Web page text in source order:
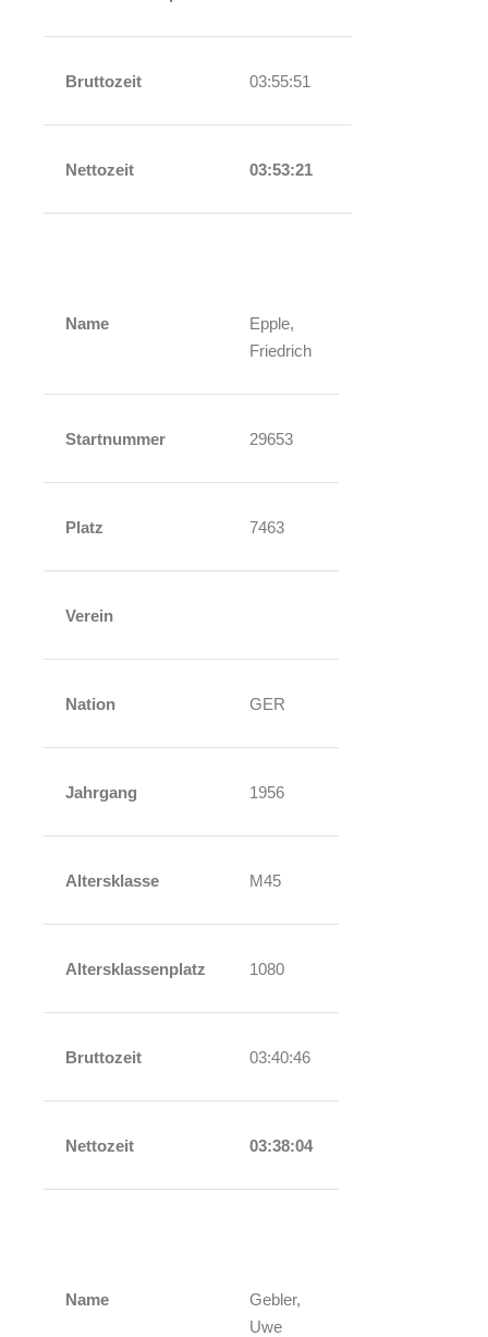
Bruttozeit 03:55:51
Nettozeit 03:53:21
Name
Epple,
Friedrich
Startnummer 29653
Platz 7463
Verein
Nation GER
Jahrgang 1956
Altersklasse M45
Altersklassenplatz 1080
Bruttozeit 03:40:46
Nettozeit 03:38:04
Name
Gebler,
Uwe